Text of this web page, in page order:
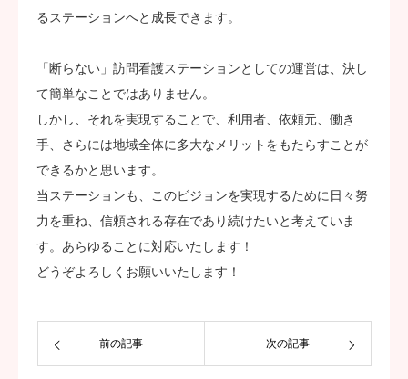
るステーションへと成長できます。
「断らない」訪問看護ステーションとしての運営は、決し
て簡単なことではありません。
しかし、それを実現することで、利用者、依頼元、働き
手、さらには地域全体に多大なメリットをもたらすことが
できるかと思います。
当ステーションも、このビジョンを実現するために日々努
力を重ね、信頼される存在であり続けたいと考えていま
す。あらゆることに対応いたします！
どうぞよろしくお願いいたします！
前の記事 次の記事